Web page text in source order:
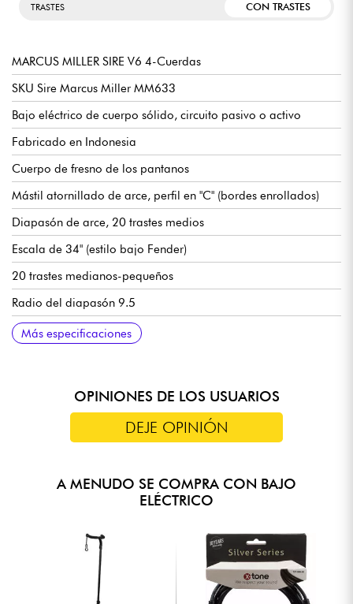
TRASTES CON TRASTES
MARCUS MILLER SIRE V6 4-Cuerdas
SKU Sire Marcus Miller MM633
Bajo eléctrico de cuerpo sólido, circuito pasivo o activo
Fabricado en Indonesia
Cuerpo de fresno de los pantanos
Mástil atornillado de arce, perfil en "C" (bordes enrollados)
Diapasón de arce, 20 trastes medios
Escala de 34" (estilo bajo Fender)
20 trastes medianos-pequeños
Radio del diapasón 9.5
Ancho del mástil 1er traste 38 mm
Pastillas Sire Marcus Super-J Revolution Set
Electrónica Sire Marcus Heritage-3, conmutable activo/pasivo
(18v mediante 2x pilas de 9v)
Volumen, Tono (Dual Pot), Pickup Blender, Agudos, Medios,
Graves, Mini Toggle (Activo / Pasivo )
Puente para bajo Sire Marcus Miller Modern-S
Clavijas de afinación Sire Marcus Miller Premium Light Weight
Open Gear
Sillín de hueso
Acabado brillante del cuerpo
Mástil satinado
Más especificaciones
OPINIONES DE LOS USUARIOS
DEJE OPINIÓN
A MENUDO SE COMPRA CON BAJO
ELÉCTRICO